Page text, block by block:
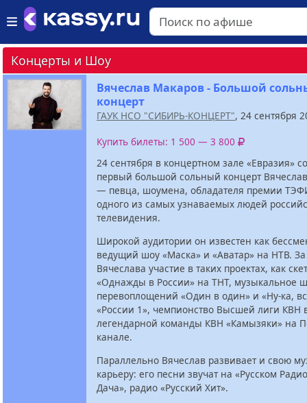
Концерты и Шоу
Вячеслав Макаров - Большой
концерт
ГАУК НСО "СИБИРЬ-КОНЦЕРТ", 24 сентября
Купить билеты: 1 500 — 3 800
24 сентября в концертном зале «Евразия»
первый большой сольный концерт
— певца, шоумена, обладателя премии
одного из самых узнаваемых людей
телевидения.
Широкой аудитории он известен как
ведущий шоу «Маска» и «Аватар» на НТВ.
Вячеслава участие в таких проектах, как
«Однажды в России» на ТНТ, музыкальное
перевоплощений «Один в один» и «Ну-ка,
«России 1», чемпионство Высшей лиги КВН
легендарной команды КВН «Камызяки» на
канале.
Параллельно Вячеслав развивает и свою
карьеру: его песни звучат на «Русском
Дача», радио «Русский Хит».